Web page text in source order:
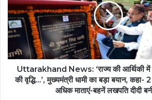
Uttarakhand News: ‘राज्य की आर्थिकी में
की वृद्धि…’, मुख्यमंत्री धामी का बड़ा बयान,
अधिक माताएं-बहनें लखपति दीदी